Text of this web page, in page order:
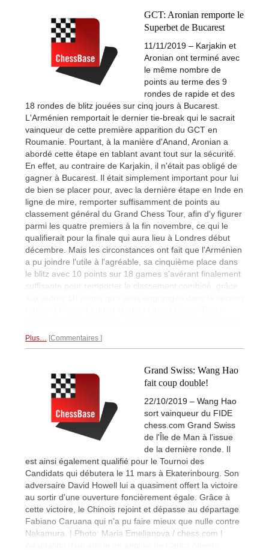
GCT: Aronian remporte le
Superbet de Bucarest
11/11/2019 – Karjakin et
Aronian ont terminé avec
le même nombre de
points au terme des 9
rondes de rapide et des
18 rondes de blitz jouées sur cinq jours à Bucarest.
L'Arménien remportait le dernier tie-break qui le sacrait
vainqueur de cette première apparition du GCT en
Roumanie. Pourtant, à la manière d'Anand, Aronian a
abordé cette étape en tablant avant tout sur la sécurité.
En effet, au contraire de Karjakin, il n'était pas obligé de
gagner à Bucarest. Il était simplement important pour lui
de bien se placer pour, avec la dernière étape en Inde en
ligne de mire, remporter suffisamment de points au
classement général du Grand Chess Tour, afin d'y figurer
parmi les quatre premiers à la fin novembre, ce qui le
qualifierait pour la finale qui aura lieu à Londres début
décembre. Mais les circonstances ont fait que l'Arménien
a pu joindre l'utile à l'agréable, sa cinquième place dans
le blitz avec 10 points sur 18 games s'avérant finalement
suffisante pour remporter le classement combiné, grâce
Plus… Commentaires
Grand Swiss: Wang Hao
fait coup double!
22/10/2019 – Wang Hao
sort vainqueur du FIDE
chess.com Grand Swiss
de l'Île de Man à l'issue
de la dernière ronde. Il
est ainsi également qualifié pour le Tournoi des
Candidats qui débutera le 11 mars à Ekaterinbourg. Son
adversaire David Howell lui a quasiment offert la victoire
au sortir d'une ouverture foncièrement égale. Grâce à
cette victoire, le Chinois rejoint et dépasse au départage
Fabiano Caruana qui n'a pu faire mieux que nulle contre
Nakamura. | Photo: Maria Emelianova / chess.com |